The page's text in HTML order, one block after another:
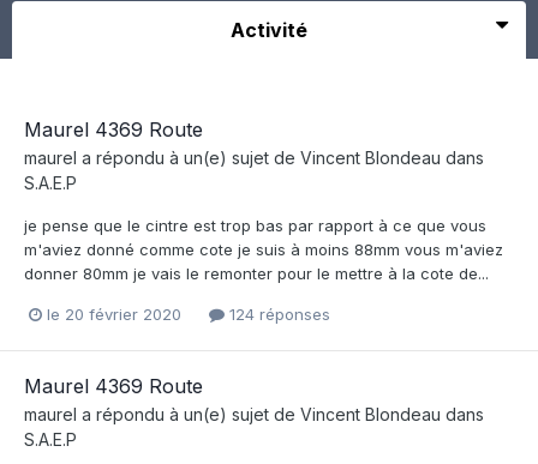
Activité
Maurel 4369 Route
maurel a répondu à un(e) sujet de Vincent Blondeau dans
S.A.E.P
je pense que le cintre est trop bas par rapport à ce que vous
m'aviez donné comme cote je suis à moins 88mm vous m'aviez
donner 80mm je vais le remonter pour le mettre à la cote de...
le 20 février 2020 124 réponses
Maurel 4369 Route
maurel a répondu à un(e) sujet de Vincent Blondeau dans
S.A.E.P